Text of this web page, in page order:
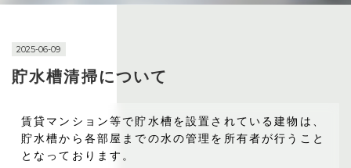
2025-06-09
貯水槽清掃について
賃貸マンション等で貯水槽を設置されている建物は、
貯水槽から各部屋までの水の管理を所有者が行うこと
となっております。